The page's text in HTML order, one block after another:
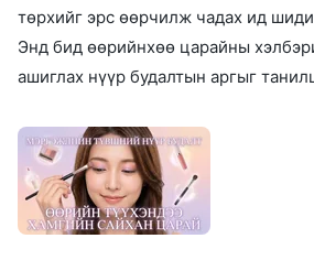
төрхийг эрс өөрчилж чадах ид
Энд бид өөрийнхөө царайны
ашиглах нүүр будалтын аргыг